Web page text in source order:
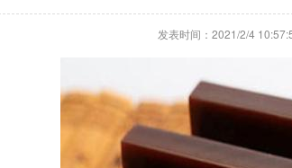
发表时间：2021/2/4